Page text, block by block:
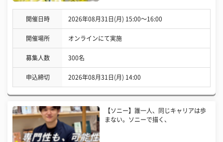
開催日時 2026年08月31日(月) 15:00〜16:00
開催場所 オンラインにて実施
募集人数 300名
申込締切 2026年08月31日(月) 14:00
【ソニー】誰一人、同じキャリアは歩
まない。ソニーで描く、